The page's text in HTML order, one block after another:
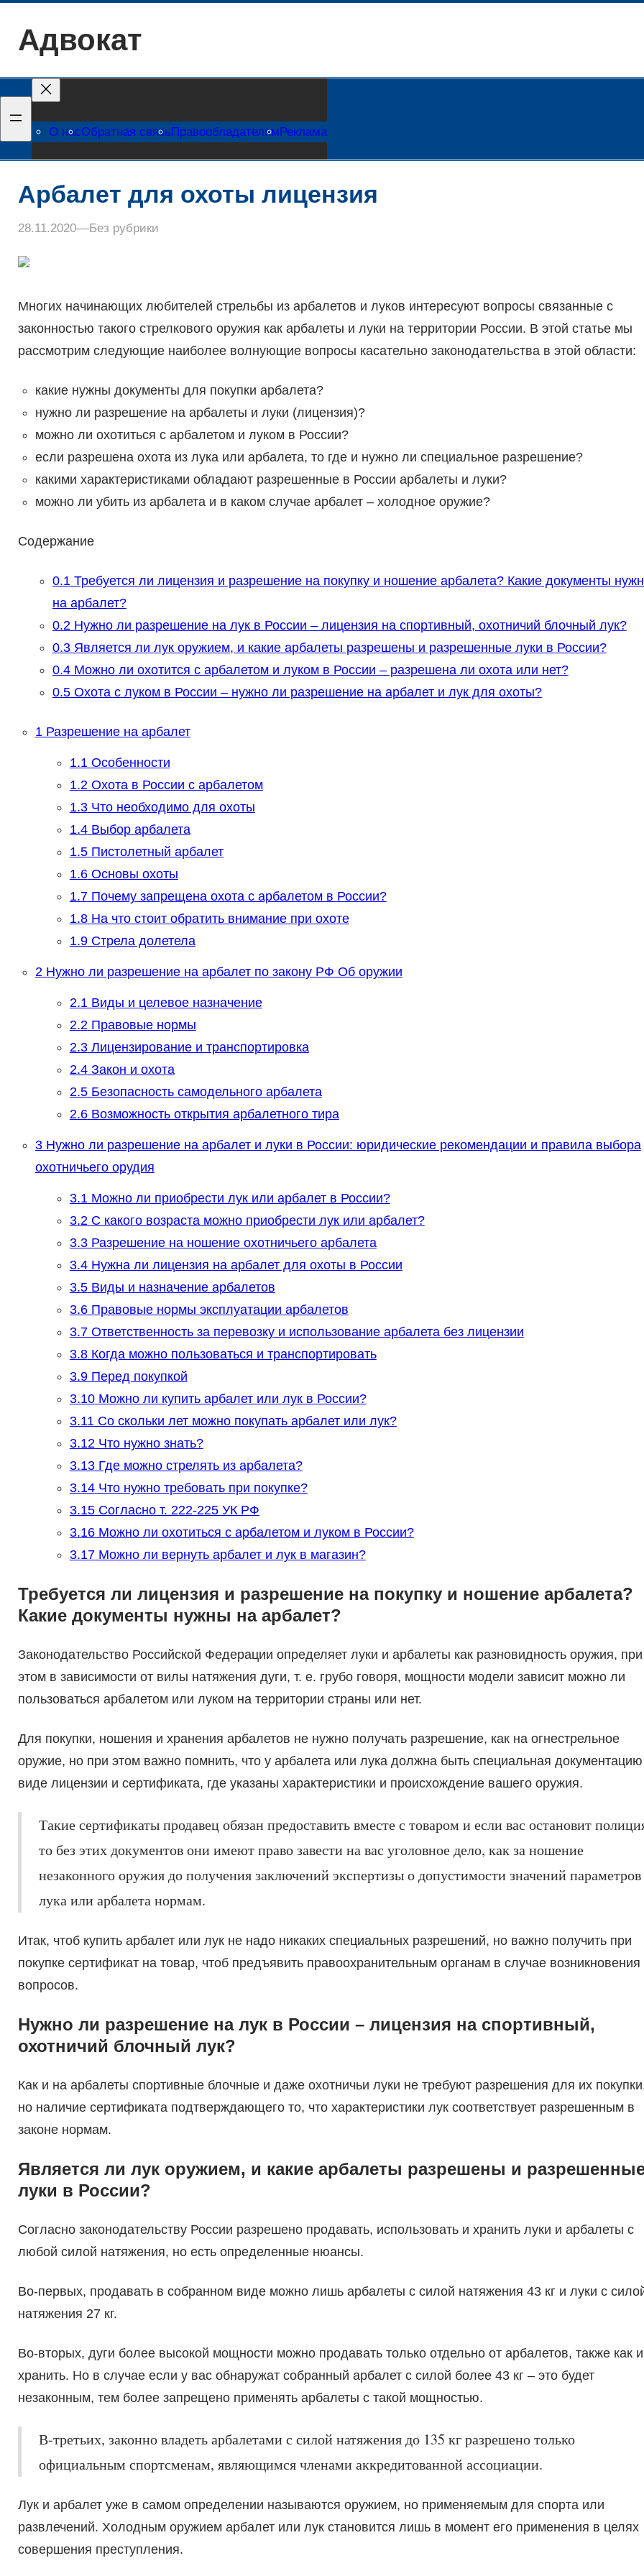
содержимому
Адвокат
О насОбратная связь Правообладателям Реклама
Арбалет для охоты лицензия
28.11.2020––Без рубрики
Многих начинающих любителей стрельбы из арбалетов и луков интересуют вопросы связанные с
законностью такого стрелкового оружия как арбалеты и луки на территории России. В этой статье мы
рассмотрим следующие наиболее волнующие вопросы касательно законодательства в этой области:
какие нужны документы для покупки арбалета?
нужно ли разрешение на арбалеты и луки (лицензия)?
можно ли охотиться с арбалетом и луком в России?
если разрешена охота из лука или арбалета, то где и нужно ли специальное разрешение?
какими характеристиками обладают разрешенные в России арбалеты и луки?
можно ли убить из арбалета и в каком случае арбалет – холодное оружие?
Содержание
0.1Требуется ли лицензия и разрешение на покупку и ношение арбалета? Какие документы
на арбалет?
0.2Нужно ли разрешение на лук в России – лицензия на спортивный, охотничий блочный лук?
0.3Является ли лук оружием, и какие арбалеты разрешены и разрешенные луки в России?
0.4Можно ли охотится с арбалетом и луком в России – разрешена ли охота или нет?
0.5Охота с луком в России – нужно ли разрешение на арбалет и лук для охоты?
1Разрешение на арбалет
1.1Особенности
1.2Охота в России с арбалетом
1.3Что необходимо для охоты
1.4Выбор арбалета
1.5Пистолетный арбалет
1.6Основы охоты
1.7Почему запрещена охота с арбалетом в России?
1.8На что стоит обратить внимание при охоте
1.9Стрела долетела
2Нужно ли разрешение на арбалет по закону РФ Об оружии
2.1Виды и целевое назначение
2.2Правовые нормы
2.3Лицензирование и транспортировка
2.4Закон и охота
2.5Безопасность самодельного арбалета
2.6Возможность открытия арбалетного тира
3Нужно ли разрешение на арбалет и луки в России: юридические рекомендации и правила выбора
охотничьего орудия
3.1Можно ли приобрести лук или арбалет в России?
3.2С какого возраста можно приобрести лук или арбалет?
3.3Разрешение на ношение охотничьего арбалета
3.4Нужна ли лицензия на арбалет для охоты в России
3.5Виды и назначение арбалетов
3.6Правовые нормы эксплуатации арбалетов
3.7Ответственность за перевозку и использование арбалета без лицензии
3.8Когда можно пользоваться и транспортировать
3.9Перед покупкой
3.10Можно ли купить арбалет или лук в России?
3.11Со скольки лет можно покупать арбалет или лук?
3.12Что нужно знать?
3.13Где можно стрелять из арбалета?
3.14Что нужно требовать при покупке?
3.15Согласно т. 222-225 УК РФ
3.16Можно ли охотиться с арбалетом и луком в России?
3.17Можно ли вернуть арбалет и лук в магазин?
Требуется ли лицензия и разрешение на покупку и ношение арбалета?
Какие документы нужны на арбалет?
Законодательство Российской Федерации определяет луки и арбалеты как разновидность оружия, при
этом в зависимости от вилы натяжения дуги, т. е. грубо говоря, мощности модели зависит можно ли
пользоваться арбалетом или луком на территории страны или нет.
Для покупки, ношения и хранения арбалетов не нужно получать разрешение, как на огнестрельное
оружие, но при этом важно помнить, что у арбалета или лука должна быть специальная
виде лицензии и сертификата, где указаны характеристики и происхождение вашего оружия.
Такие сертификаты продавец обязан предоставить вместе с товаром и если вас остановит
то без этих документов они имеют право завести на вас уголовное дело, как за ношение
незаконного оружия до получения заключений экспертизы о допустимости значений параметров
лука или арбалета нормам.
Итак, чтоб купить арбалет или лук не надо никаких специальных разрешений, но важно получить при
покупке сертификат на товар, чтоб предъявить правоохранительным органам в случае возникновения
вопросов.
Нужно ли разрешение на лук в России – лицензия на спортивный,
охотничий блочный лук?
Как и на арбалеты спортивные блочные и даже охотничьи луки не требуют разрешения для их
но наличие сертификата подтверждающего то, что характеристики лук соответствует разрешенным в
законе нормам.
Является ли лук оружием, и какие арбалеты разрешены и
луки в России?
Согласно законодательству России разрешено продавать, использовать и хранить луки и арбалеты с
любой силой натяжения, но есть определенные нюансы.
Во-первых, продавать в собранном виде можно лишь арбалеты с силой натяжения 43 кг и луки с
натяжения 27 кг.
Во-вторых, дуги более высокой мощности можно продавать только отдельно от арбалетов, также как и
хранить. Но в случае если у вас обнаружат собранный арбалет с силой более 43 кг – это будет
незаконным, тем более запрещено применять арбалеты с такой мощностью.
В-третьих, законно владеть арбалетами с силой натяжения до 135 кг разрешено только
официальным спортсменам, являющимся членами аккредитованной ассоциации.
Лук и арбалет уже в самом определении называются оружием, но применяемым для спорта или
развлечений. Холодным оружием арбалет или лук становится лишь в момент его применения в целях
совершения преступления.